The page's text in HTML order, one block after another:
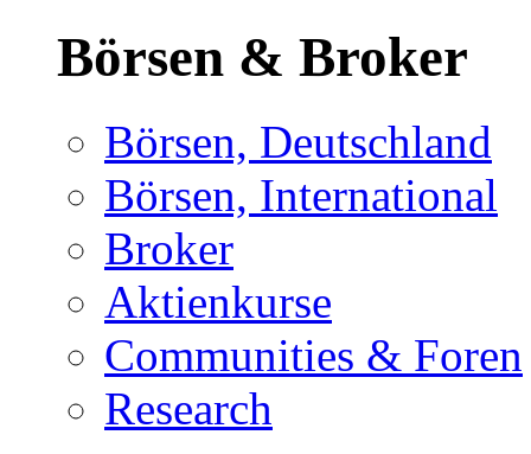
Börsen & Broker
Börsen, Deutschland
Börsen, International
Broker
Aktienkurse
Communities & Foren
Research